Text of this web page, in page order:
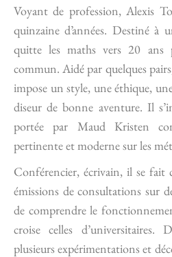
Voyant de profession, Alexis
quinzaine d’années. Destiné à
quitte les maths vers 20
commun. Aidé par quelques
impose un style, une éthique,
diseur de bonne aventure. Il
portée par Maud Kristen
pertinente et moderne sur les
Conférencier, écrivain, il se fait
émissions de consultations sur
de comprendre le
croise celles
plusieurs expérimentations et